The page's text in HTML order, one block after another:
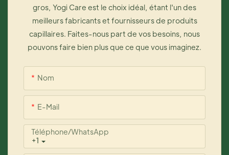
gros, Yogi Care est le choix idéal, étant l'un des
meilleurs fabricants et fournisseurs de produits
capillaires. Faites-nous part de vos besoins, nous
pouvons faire bien plus que ce que vous imaginez.
Nom
E-Mail
+1
Téléphone/WhatsApp